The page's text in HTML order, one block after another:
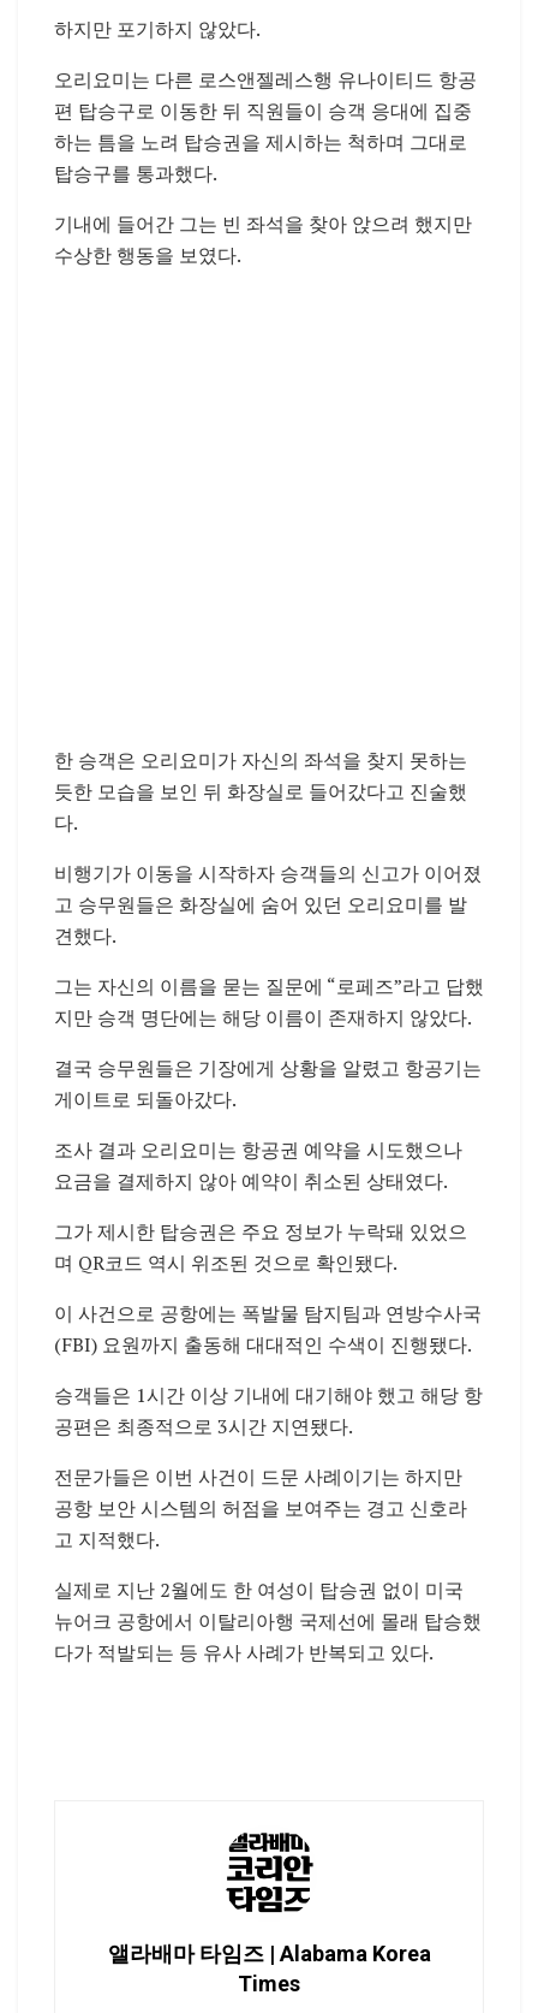
하지만 포기하지 않았다.
오리요미는 다른 로스앤젤레스행 유나이티드 항공
편 탑승구로 이동한 뒤 직원들이 승객 응대에 집중
하는 틈을 노려 탑승권을 제시하는 척하며 그대로
탑승구를 통과했다.
기내에 들어간 그는 빈 좌석을 찾아 앉으려 했지만
수상한 행동을 보였다.
한 승객은 오리요미가 자신의 좌석을 찾지 못하는
듯한 모습을 보인 뒤 화장실로 들어갔다고 진술했
다.
비행기가 이동을 시작하자 승객들의 신고가 이어졌
고 승무원들은 화장실에 숨어 있던 오리요미를 발
견했다.
그는 자신의 이름을 묻는 질문에 “로페즈”라고 답했
지만 승객 명단에는 해당 이름이 존재하지 않았다.
결국 승무원들은 기장에게 상황을 알렸고 항공기는
게이트로 되돌아갔다.
조사 결과 오리요미는 항공권 예약을 시도했으나
요금을 결제하지 않아 예약이 취소된 상태였다.
그가 제시한 탑승권은 주요 정보가 누락돼 있었으
며 QR코드 역시 위조된 것으로 확인됐다.
이 사건으로 공항에는 폭발물 탐지팀과 연방수사국
(FBI) 요원까지 출동해 대대적인 수색이 진행됐다.
승객들은 1시간 이상 기내에 대기해야 했고 해당 항
공편은 최종적으로 3시간 지연됐다.
전문가들은 이번 사건이 드문 사례이기는 하지만
공항 보안 시스템의 허점을 보여주는 경고 신호라
고 지적했다.
실제로 지난 2월에도 한 여성이 탑승권 없이 미국
뉴어크 공항에서 이탈리아행 국제선에 몰래 탑승했
다가 적발되는 등 유사 사례가 반복되고 있다.
앨라배마 타임즈 | Alabama Korea
Times